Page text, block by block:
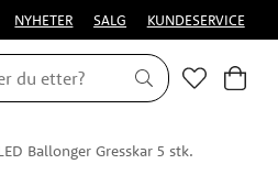
NYHETER SALG KUNDESERVICE
Ballonger Gresskar 5 stk.